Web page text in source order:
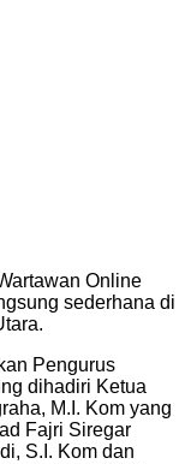
Online
sederhana di
Pengurus
dihadiri Ketua
M.I. Kom yang
Fajri Siregar
S.I. Kom dan